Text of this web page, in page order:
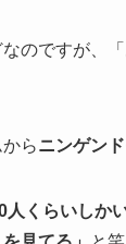
のですが、
らニンゲン
人くらいしか